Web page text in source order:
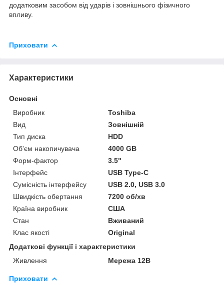
додатковим засобом від ударів і зовнішнього фізичного
впливу.
Приховати
Характеристики
Основні
Виробник
Toshiba
Вид
Зовнішній
Тип диска
HDD
Об'єм накопичувача
4000 GB
Форм-фактор
3.5"
Інтерфейс
USB Type-C
Сумісність інтерфейсу
USB 2.0, USB 3.0
Швидкість обертання
7200 об/хв
Країна виробник
США
Стан
Вживаний
Клас якості
Original
Додаткові функції і характеристики
Живлення
Мережа 12В
Приховати